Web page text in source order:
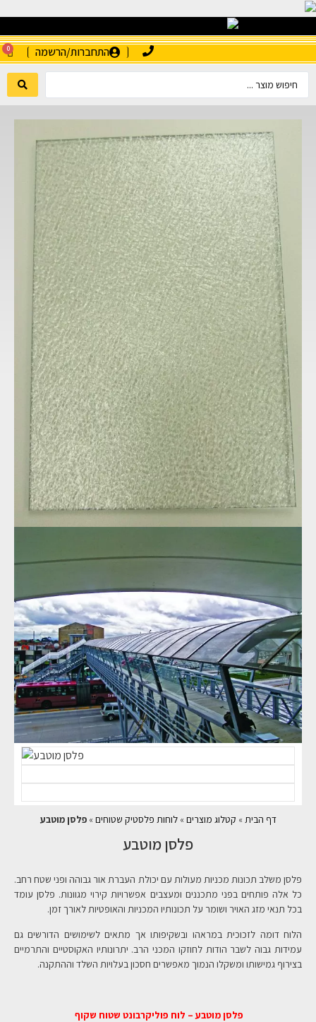
התחברות/הרשמה 0
דף הבית » קטלוג מוצרים »לוחות פלסטיק שטוחים »פלסן מוטבע
פלסן מוטבע
פלסן משלב תכונות מכניות מעולות עם יכולת העברת אור גבוהה ופני שטח רחב.
כל אלה פותחים בפני מתכננים ומעצבים אפשרויות קירוי מגוונות. פלסן עומד
בכל תנאי מזג האויר ושומר על תכונותיו המכניות והאופטיות לאורך זמן.
הלוח דומה לזכוכית במראהו ובשקיפותו אך מתאים לשימושים הדורשים גם
עמידות גבוה לשבר הודות לחוזקו המכני הרב. יתרונותיו האקוסטיים והתרמיים
בצירוף גמישותו ומשקלו הנמוך מאפשרים חסכון בעלויות השלד וההתקנה.
פלסן מוטבע – לוח פוליקרבונט שטוח שקוף